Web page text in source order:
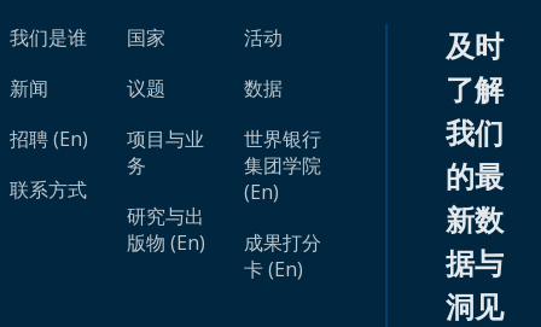
我们是谁
新闻
招聘 (En)
联系方式
国家
议题
项目与业
务
研究与出
版物 (En)
活动
数据
世界银行
集团学院
(En)
成果打分
卡 (En)
及时
了解
我们
的最
新数
据与
洞见